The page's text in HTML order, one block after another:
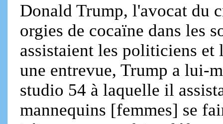
Donald Trump, l'avocat du
orgies de cocaïne dans les
assistaient les politiciens et
une entrevue, Trump a lui-
studio 54 à laquelle il
mannequins [femmes] se